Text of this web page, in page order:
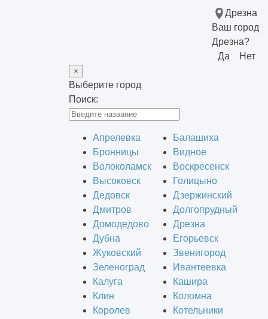
Дрезна
Ваш город
Дрезна?
Да
Нет
×
Выберите город
Поиск:
Апрелевка
Балашиха
Бронницы
Видное
Волоколамск
Воскресенск
Высоковск
Голицыно
Дедовск
Дзержинский
Дмитров
Долгопрудный
Домодедово
Дрезна
Дубна
Егорьевск
Жуковский
Звенигород
Зеленоград
Ивантеевка
Калуга
Кашира
Клин
Коломна
Королев
Котельники